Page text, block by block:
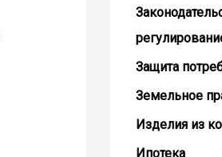
Защита
Земельное
Изделия из
Ипотека